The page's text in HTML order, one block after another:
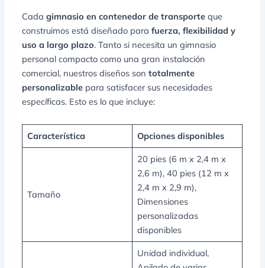
Cadagimnasio en contenedor de transporte que
construimos está diseñado parafuerza, flexibilidad y
uso a largo plazo. Tanto si necesita un gimnasio
personal compacto como una gran instalación
comercial, nuestros diseños sontotalmente
personalizable para satisfacer sus necesidades
específicas. Esto es lo que incluye:
Característica Opciones disponibles
Tamaño
20 pies (6 m x 2,4 m x
2,6 m), 40 pies (12 m x
2,4 m x 2,9 m),
Dimensiones
personalizadas
disponibles
Unidad individual,